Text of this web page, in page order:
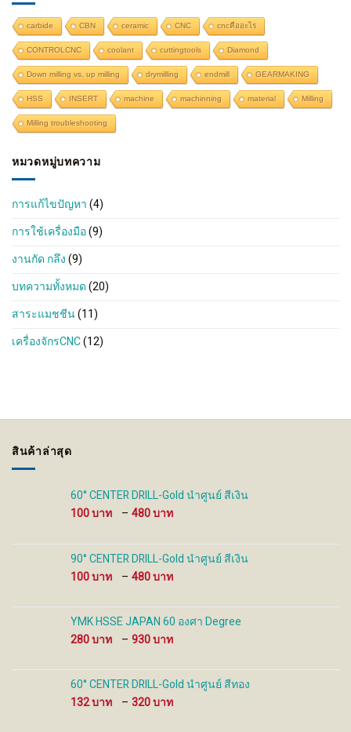
carbide CBN ceramic CNC cncคืออะไร
CONTROLCNC coolant cuttingtools Diamond
Down milling vs. up milling drymilling endmill GEARMAKING
HSS INSERT machine machinning material Milling
Milling troubleshooting
หมวดหมู่บทความ
การแก้ไขปัญหา(4)
การใช้เครื่องมือ(9)
งานกัด กลึง(9)
บทความทั้งหมด(20)
สาระแมชชีน(11)
เครื่องจักรCNC(12)
สินค้าล่าสุด
60° CENTER DRILL-Gold นำศูนย์ สีเงิน
100
– 480
100 ฿
through
480 ฿
90° CENTER DRILL-Gold นำศูนย์ สีเงิน
100
– 480
100 ฿
through
YMK HSSE JAPAN 60 องศา Degree
280
– 930
280 ฿
through
930 ฿
60° CENTER DRILL-Gold นำศูนย์ สีทอง
132
– 320